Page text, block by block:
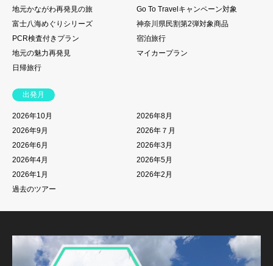
地元かながわ再発見の旅
Go To Travelキャンペーン対象
富士八海めぐりシリーズ
神奈川県民割第2弾対象商品
PCR検査付きプラン
宿泊旅行
地元の魅力再発見
マイカープラン
日帰旅行
出発月
2026年10月
2026年8月
2026年9月
2026年７月
2026年6月
2026年3月
2026年4月
2026年5月
2026年1月
2026年2月
過去のツアー